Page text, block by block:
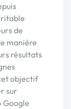
de
manière
résultats
objectif
sur
Google